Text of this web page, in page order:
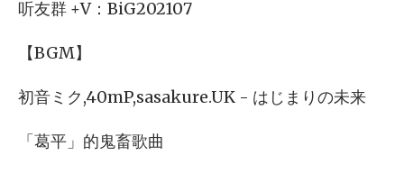
听友群 +V：BiG202107
【BGM】
初音ミク,40mP,sasakure.UK - はじまりの未来
「葛平」的鬼畜歌曲